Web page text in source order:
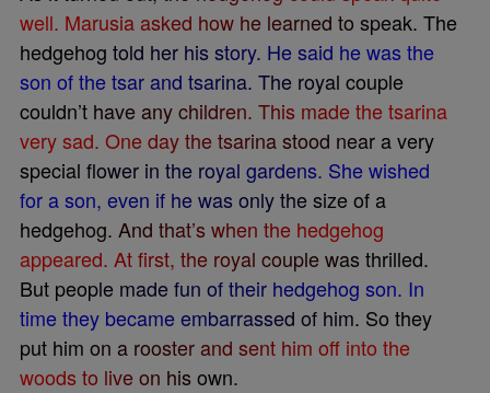
well. Marusiaasked how he learned to speak. The
hedgehog told her his story. Hesaid hewas the
son ofthetsarand tsarina. The royal couple
couldn’t haveanychildren. This madethetsarina
verysad. Onedaythetsarinastood nearavery
special fower in the royal gardens. Shewished
forason, even if hewas onlythesizeofa
hedgehog. And that’s when the hedgehog
appeared. Atfrst, the royal couplewas thrilled.
But people madefun oftheir hedgehog son. In
timethey becameembarrassed of him. So they
put him on a roosterand sent him of into the
woods to liveon his own.